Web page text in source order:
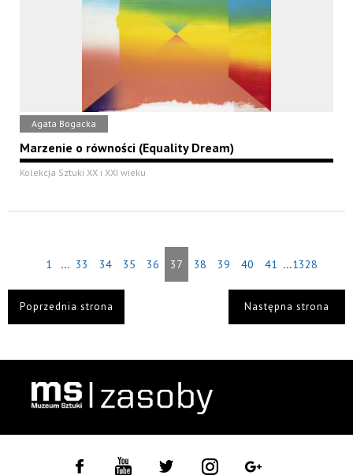
Agata Bogacka
Marzenie o równości (Equality Dream)
Kolekcja Sztuki XX i XXI wieku
1 ... 33 34 35 36 37 38 39 40 41 ...1328
Poprzednia strona Następna strona